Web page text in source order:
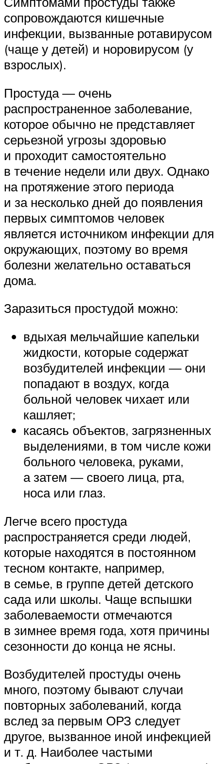
сопровождаются кишечные
инфекции, вызванные ротавирусом
(чаще у детей) и норовирусом (у
взрослых).
Простуда — очень
распространенное заболевание,
которое обычно не представляет
серьезной угрозы здоровью
и проходит самостоятельно
в течение недели или двух. Однако
на протяжение этого периода
и за несколько дней до появления
первых симптомов человек
является источником инфекции для
окружающих, поэтому во время
болезни желательно оставаться
дома.
Заразиться простудой можно:
вдыхая мельчайшие капельки
жидкости, которые содержат
возбудителей инфекции — они
попадают в воздух, когда
больной человек чихает или
кашляет;
касаясь объектов, загрязненных
выделениями, в том числе кожи
больного человека, руками,
а затем — своего лица, рта,
носа или глаз.
Легче всего простуда
распространяется среди людей,
которые находятся в постоянном
тесном контакте, например,
в семье, в группе детей детского
сада или школы. Чаще вспышки
заболеваемости отмечаются
в зимнее время года, хотя причины
сезонности до конца не ясны.
Возбудителей простуды очень
много, поэтому бывают случаи
повторных заболеваний, когда
вслед за первым ОРЗ следует
другое, вызванное иной инфекцией
и т. д. Наиболее частыми